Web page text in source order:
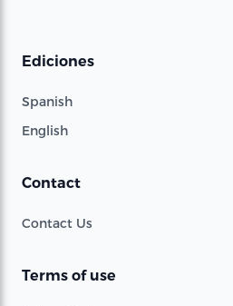
Ediciones
Spanish
English
Contact
Contact Us
Terms of use